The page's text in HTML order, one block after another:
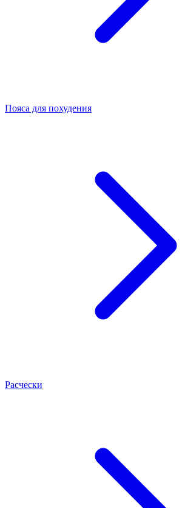
Пояса для похудения
Расчески